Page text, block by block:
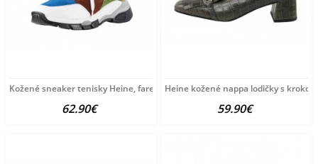
Kožené sneaker tenisky Heine, farebné
62.90€
Heine kožené nappa lodičky s
59.90€